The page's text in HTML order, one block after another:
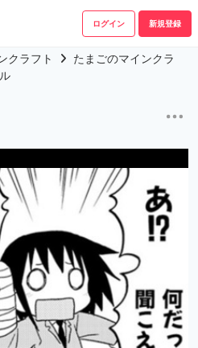
ログイン 新規登録
クラフト
たまごのマインクラ